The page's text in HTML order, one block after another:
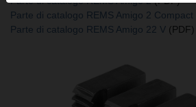
Parte di catalogo REMS Amigo 2 Compact
Parte di catalogo REMS Amigo 22 V (PDF)